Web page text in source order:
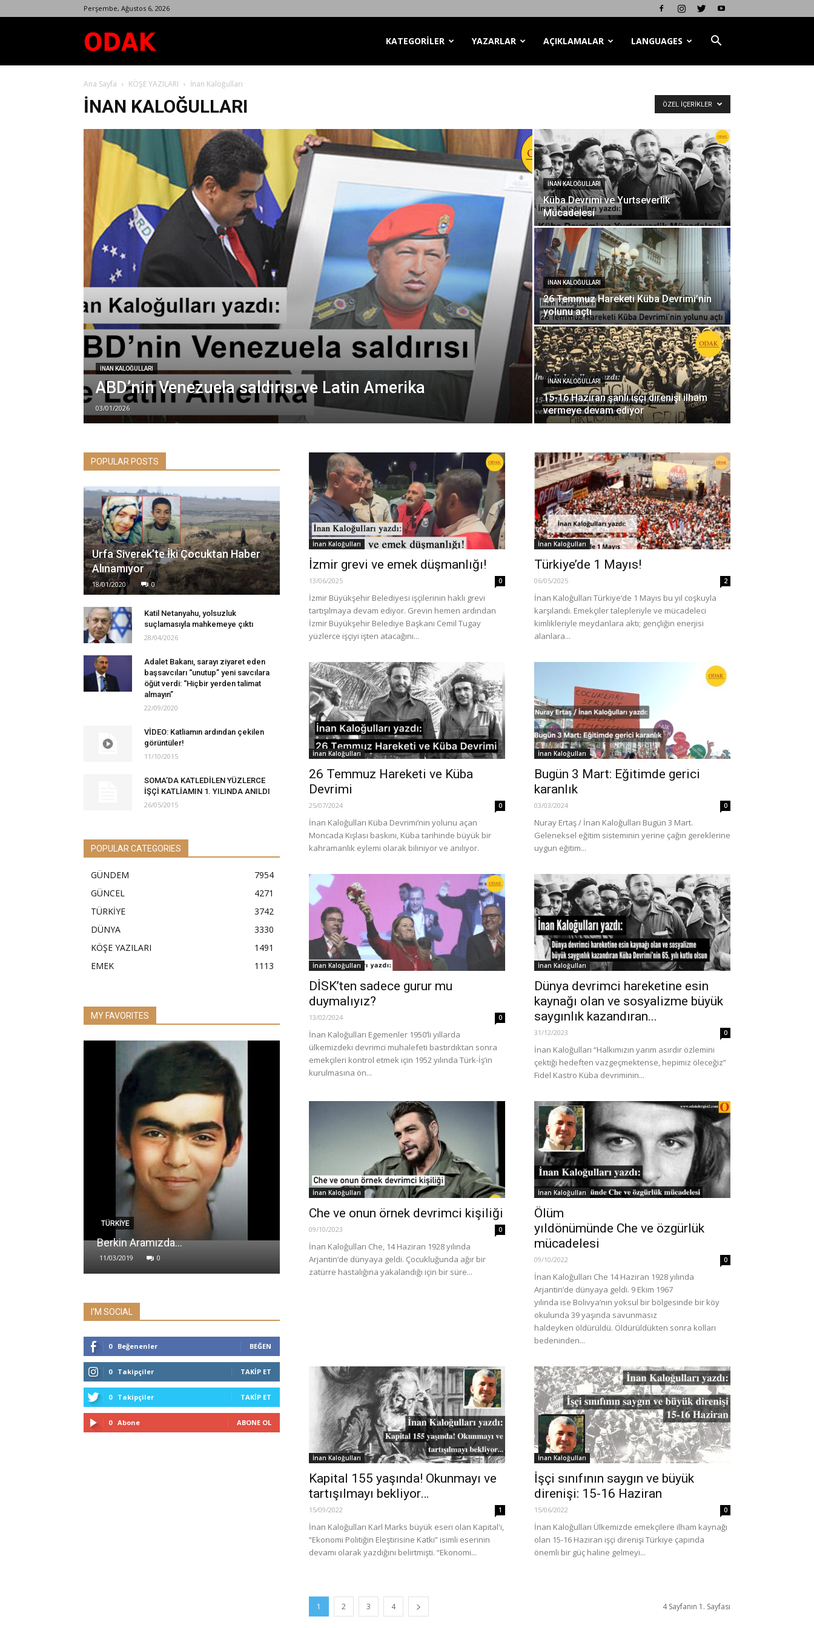
Perşembe, Ağustos 6, 2026
Dergisi
KATEGORİLER YAZARLAR AÇIKLAMALAR LANGUAGES
Ana Sayfa KÖŞE YAZILARI İnan Kaloğulları
İNAN KALOĞULLARI ÖZEL İÇERIKLER
İNAN KALOĞULLARI
ABD’nin Venezuela saldırısı ve Latin Amerika
03/01/2026
İNAN KALOĞULLARI
Küba Devrimi ve Yurtseverlik
Mücadelesi
İNAN KALOĞULLARI
26 Temmuz Hareketi Küba Devrimi’nin
yolunu açtı
İNAN KALOĞULLARI
15-16 Haziran şanlı işçi direnişi ilham
vermeye devam ediyor
İnan Kaloğulları
İzmir grevi ve emek düşmanlığı!
13/06/2025 0
İzmir Büyükşehir Belediyesi işçilerinin haklı grevi
tartışılmaya devam ediyor. Grevin hemen ardından
İzmir Büyükşehir Belediye Başkanı Cemil Tugay
yüzlerce işçiyi işten atacağını...
İnan Kaloğulları
Türkiye’de 1 Mayıs!
06/05/2025 2
İnan Kaloğulları Türkiye’de 1 Mayıs bu yıl coşkuyla
karşılandı. Emekçiler talepleriyle ve mücadeleci
kimlikleriyle meydanlara aktı; gençliğin enerjisi
alanlara...
İnan Kaloğulları
26 Temmuz Hareketi ve Küba
Devrimi
25/07/2024 0
İnan Kaloğulları Küba Devrimi’nin yolunu açan
Moncada Kışlası baskını, Küba tarihinde büyük bir
kahramanlık eylemi olarak biliniyor ve anılıyor.
İnan Kaloğulları
Bugün 3 Mart: Eğitimde gerici
karanlık
03/03/2024 0
Nuray Ertaş / İnan Kaloğulları Bugün 3 Mart.
Geleneksel eğitim sisteminin yerine çağın gereklerine
uygun eğitim...
İnan Kaloğulları
DİSK’ten sadece gurur mu
duymalıyız?
13/02/2024 0
İnan Kaloğulları Egemenler 1950’li yıllarda
ülkemizdeki devrimci muhalefeti bastırdıktan sonra
emekçileri kontrol etmek için 1952 yılında Türk-İş’in
kurulmasına ön...
İnan Kaloğulları
Dünya devrimci hareketine esin
kaynağı olan ve sosyalizme büyük
saygınlık kazandıran...
31/12/2023 0
İnan Kaloğulları “Halkımızın yarım asırdır özlemini
çektiği hedeften vazgeçmektense, hepimiz öleceğiz”
Fidel Kastro Küba devriminin...
İnan Kaloğulları
Che ve onun örnek devrimci kişiliği
09/10/2023 0
İnan Kaloğulları Che, 14 Haziran 1928 yılında
Arjantin’de dünyaya geldi. Çocukluğunda ağır bir
zatürre hastalığına yakalandığı için bir süre...
İnan Kaloğulları
Ölüm
yıldönümünde Che ve özgürlük
mücadelesi
09/10/2022 0
İnan Kaloğulları Che 14 Haziran 1928 yılında
Arjantin’de dünyaya geldi. 9 Ekim 1967
yılında ise Bolivya’nın yoksul bir bölgesinde bir köy
okulunda 39 yaşında savunmasız
haldeyken öldürüldü. Öldürüldükten sonra kolları
bedeninden...
İnan Kaloğulları
Kapital 155 yaşında! Okunmayı ve
tartışılmayı bekliyor…
15/09/2022 1
İnan Kaloğulları Karl Marks büyük eseri olan Kapital'i,
“Ekonomi Politiğin Eleştirisine Katkı” isimli eserinin
devamı olarak yazdığını belirtmişti. “Ekonomi...
İnan Kaloğulları
İşçi sınıfının saygın ve büyük
direnişi: 15-16 Haziran
15/06/2022 0
İnan Kaloğulları Ülkemizde emekçilere ilham kaynağı
olan 15-16 Haziran işçi direnişi Türkiye çapında
önemli bir güç haline gelmeyi...
1 2 3 4 4 Sayfanın 1. Sayfası
POPULAR POSTS
Urfa Siverek’te İki Çocuktan Haber
Alınamıyor
18/01/2020 0
Katil Netanyahu, yolsuzluk
suçlamasıyla mahkemeye çıktı
28/04/2026
Adalet Bakanı, sarayı ziyaret eden
başsavcıları “unutup” yeni savcılara
öğüt verdi: “Hiçbir yerden talimat
almayın”
22/09/2020
VİDEO: Katliamın ardından çekilen
görüntüler!
11/10/2015
SOMA’DA KATLEDİLEN YÜZLERCE
İŞÇİ KATLİAMIN 1. YILINDA ANILDI
26/05/2015
POPULAR CATEGORIES
GÜNDEM
7954
GÜNCEL
4271
TÜRKİYE
3742
DÜNYA
3330
KÖŞE YAZILARI
1491
EMEK
1113
MY FAVORITES
TÜRKİYE
Berkin Aramızda…
11/03/2019 0
TÜRKİYE
Sedat Peker videoları IMDb’de yer
almaya başladı
23/05/2021 0
ÇEVİRİ
Bugünkü Dünyayı Değiştiren Başlıca
Dört Toplumsal Çelişme
1
GÜNDEM
öldürülmesinden sonra
10/05/2024
I'M SOCIAL
0 Beğenenler BEĞEN
0 Takipçiler TAKIP ET
0 Takipçiler TAKIP ET
0 Abone ABONE OL